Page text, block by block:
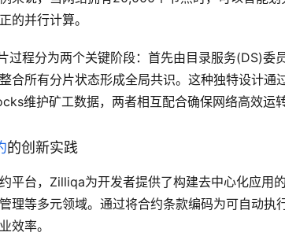
的并行计算。
过程分为两个关键阶段：首先由目录服务(DS)委
合所有分片状态形成全局共识。这种独特设计
维护矿工数据，两者相互配合确保网络高效运转
的创新实践
平台，Zilliqa为开发者提供了构建去中心化应用
理等多元领域。通过将合约条款编码为可自动
效率。